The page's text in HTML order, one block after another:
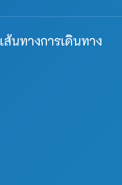
เส้นทางการเดินทาง